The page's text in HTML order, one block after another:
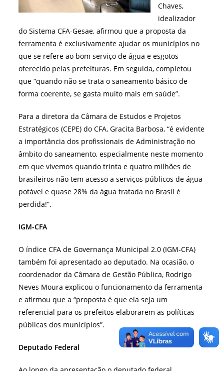
Chaves,
idealizador
do Sistema CFA-Gesae, afirmou que a proposta da
ferramenta é exclusivamente ajudar os municípios no
que se refere ao bom serviço de água e esgotos
oferecido pelas prefeituras. Em seguida, completou
que “quando não se trata o saneamento básico de
forma coerente, se gasta muito mais em saúde”.
Para a diretora da Câmara de Estudos e Projetos
Estratégicos (CEPE) do CFA, Gracita Barbosa, “é evidente
a importância dos profissionais de Administração no
âmbito do saneamento, especialmente neste momento
em que vivemos quando trinta e quatro milhões de
brasileiros não tem acesso a serviços públicos de água
potável e quase 28% da água tratada no Brasil é
perdida!”.
IGM-CFA
O índice CFA de Governança Municipal 2.0 (IGM-CFA)
também foi apresentado ao deputado. Na ocasião, o
coordenador da Câmara de Gestão Pública, Rodrigo
Neves Moura explicou o funcionamento da ferramenta
e afirmou que a “proposta é que ela seja um
referencial para os prefeitos elaborarem as políticas
públicas dos municípios”.
Deputado Federal